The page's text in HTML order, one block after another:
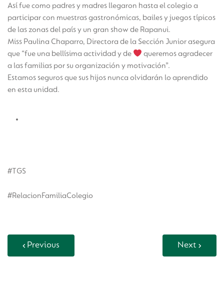
Así fue como padres y madres llegaron hasta el colegio a
participar con muestras gastronómicas, bailes y juegos típicos
de las zonas del país y un gran show de Rapanui.
Miss Paulina Chaparro, Directora de la Sección Junior asegura
que “fue una bellísima actividad y de
queremos agradecer
a las familias por su organización y motivación”.
Estamos seguros que sus hijos nunca olvidarán lo aprendido
en esta unidad.
#TGS
#RelacionFamiliaColegio
Previous Next